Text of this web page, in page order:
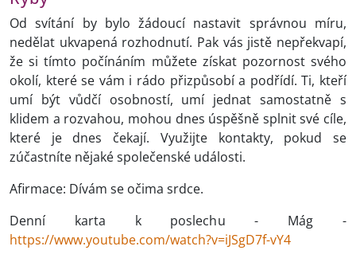
Od svítání by bylo žádoucí nastavit správnou míru,
nedělat ukvapená rozhodnutí. Pak vás jistě nepřekvapí,
že si tímto počínáním můžete získat pozornost svého
okolí, které se vám i rádo přizpůsobí a podřídí. Ti, kteří
umí být vůdčí osobností, umí jednat samostatně s
klidem a rozvahou, mohou dnes úspěšně splnit své cíle,
které je dnes čekají. Využijte kontakty, pokud se
zúčastníte nějaké společenské události.
Afirmace: Dívám se očima srdce.
Denní karta k poslechu - Mág -
https://www.youtube.com/watch?v=iJSgD7f-vY4